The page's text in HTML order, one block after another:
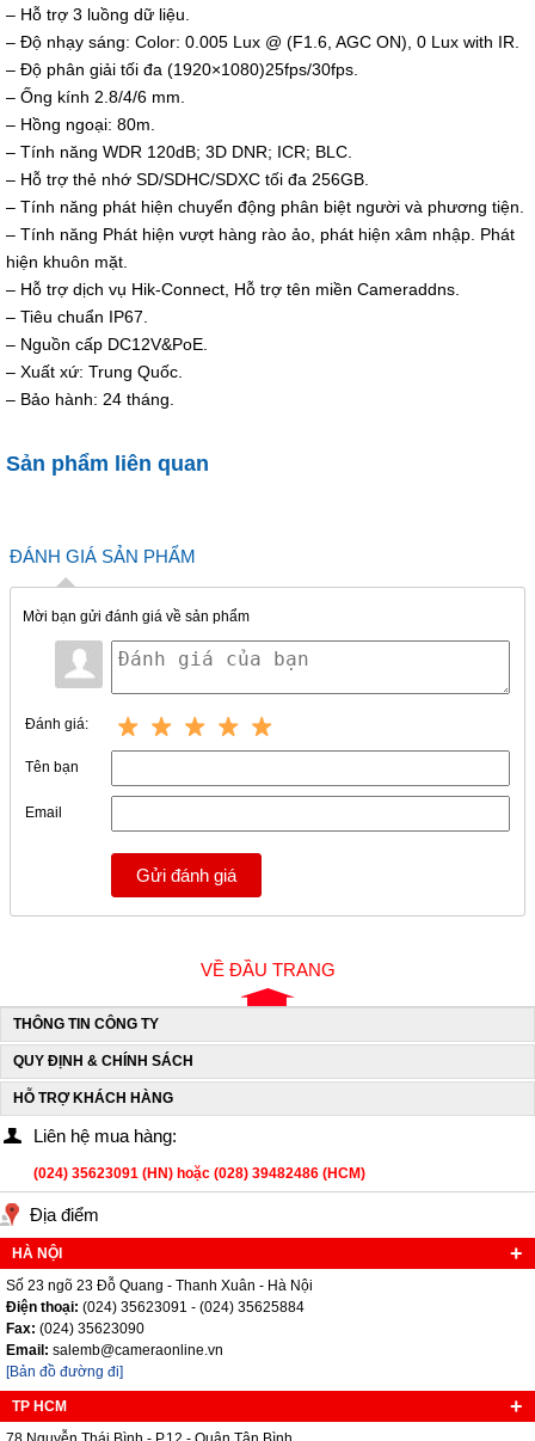
– Hỗ trợ 3 luồng dữ liệu.
– Độ nhạy sáng: Color: 0.005 Lux @ (F1.6, AGC ON), 0 Lux with IR.
– Độ phân giải tối đa (1920×1080)25fps/30fps.
– Ống kính 2.8/4/6 mm.
– Hồng ngoại: 80m.
– Tính năng WDR 120dB; 3D DNR; ICR; BLC.
– Hỗ trợ thẻ nhớ SD/SDHC/SDXC tối đa 256GB.
– Tính năng phát hiện chuyển động phân biệt người và phương tiện.
– Tính năng Phát hiện vượt hàng rào ảo, phát hiện xâm nhập. Phát
hiện khuôn mặt.
– Hỗ trợ dịch vụ Hik-Connect, Hỗ trợ tên miền Cameraddns.
– Tiêu chuẩn IP67.
– Nguồn cấp DC12V&PoE.
– Xuất xứ: Trung Quốc.
– Bảo hành: 24 tháng.
Sản phẩm liên quan
ĐÁNH GIÁ SẢN PHẨM
Mời bạn gửi đánh giá về sản phẩm
Đánh giá:
Tên bạn
Email
Gửi đánh giá
VỀ ĐẦU TRANG
THÔNG TIN CÔNG TY
QUY ĐỊNH & CHÍNH SÁCH
HỖ TRỢ KHÁCH HÀNG
Liên hệ mua hàng:
(024) 35623091 (HN) hoặc (028) 39482486 (HCM)
Địa điểm
HÀ NỘI
Số 23 ngõ 23 Đỗ Quang - Thanh Xuân - Hà Nội
Điện thoại: (024) 35623091 - (024) 35625884
Fax: (024) 35623090
Email: salemb@cameraonline.vn
[Bản đồ đường đi]
TP HCM